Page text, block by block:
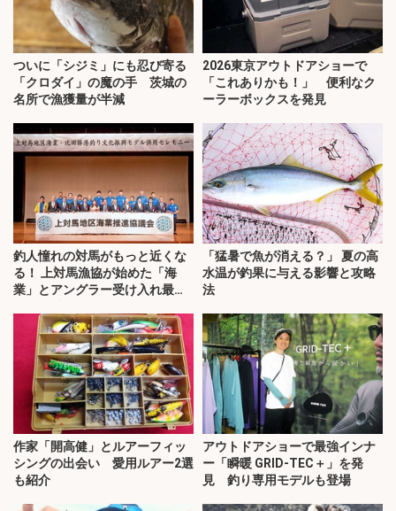
ついに「シジミ」にも忍び寄る
「クロダイ」の魔の手 茨城の
名所で漁獲量が半減
2026東京アウトドアショーで
「これありかも！」 便利なク
ーラーボックスを発見
釣人憧れの対馬がもっと近くな
る！ 上対馬漁協が始めた「海
業」とアングラー受け入れ最前
「猛暑で魚が消える？」 夏の高
水温が釣果に与える影響と攻略
法
作家「開高健」とルアーフィッ
シングの出会い 愛用ルアー2選
も紹介
アウトドアショーで最強インナ
ー「瞬暖 GRID-TEC＋」を発
見 釣り専用モデルも登場